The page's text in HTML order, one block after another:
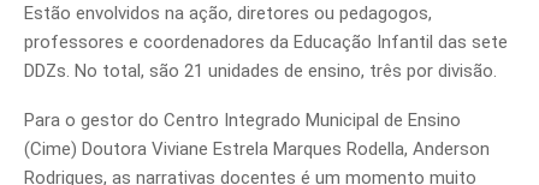
Estão envolvidos na ação, diretores ou pedagogos,
professores e coordenadores da Educação Infantil das sete
DDZs. No total, são 21 unidades de ensino, três por divisão.
Para o gestor do Centro Integrado Municipal de Ensino
(Cime) Doutora Viviane Estrela Marques Rodella, Anderson
Rodrigues, as narrativas docentes é um momento muito